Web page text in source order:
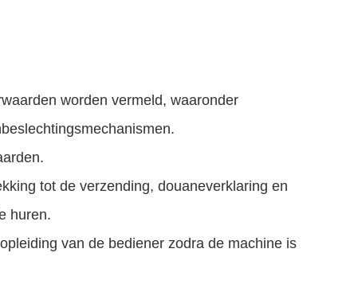
worden vermeld, waaronder
tot de verzending, douaneverklaring en
huren.
van de bediener zodra de machine is